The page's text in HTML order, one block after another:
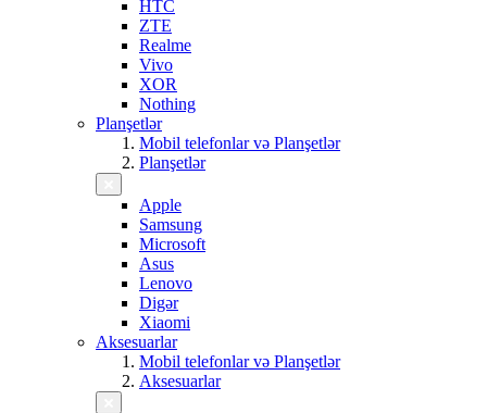
HTC
ZTE
Realme
Vivo
XOR
Nothing
Planşetlər
Mobil telefonlar və Planşetlər
Planşetlər
Apple
Samsung
Microsoft
Asus
Lenovo
Digər
Xiaomi
Aksesuarlar
Mobil telefonlar və Planşetlər
Aksesuarlar